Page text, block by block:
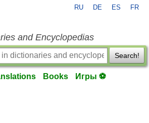
RU DE ES FR
and Encyclopedias
Search!
Books Игры ⚽